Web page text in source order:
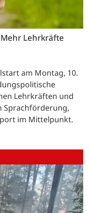
Lehrkräfte
am Montag, 10.
Lehrkräften und
Sprachförderung,
im Mittelpunkt.